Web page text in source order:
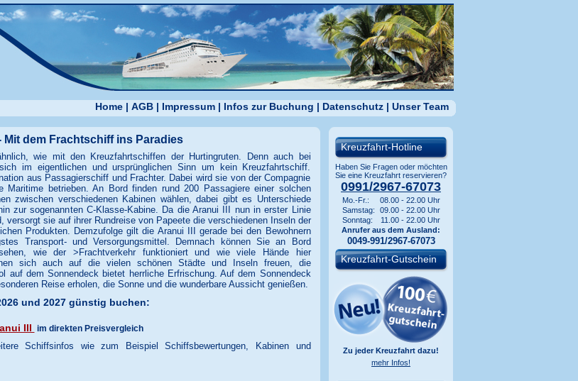
Home | AGB | Impressum | Infos zur Buchung | Datenschutz | Unser Team
Mit dem Frachtschiff ins Paradies
wie mit den Kreuzfahrtschiffen der Hurtingruten. Denn auch bei
im eigentlichen und ursprünglichen Sinn um kein Kreuzfahrtschiff.
aus Passagierschiff und Frachter. Dabei wird sie von der Compagnie
Maritime betrieben. An Bord finden rund 200 Passagiere einer solchen
zwischen verschiedenen Kabinen wählen, dabei gibt es Unterschiede
zur sogenannten C-Klasse-Kabine. Da die Aranui III nun in erster Linie
versorgt sie auf ihrer Rundreise von Papeete die verschiedenen Inseln der
Produkten. Demzufolge gilt die Aranui III gerade bei den Bewohnern
Transport- und Versorgungsmittel. Demnach können Sie an Bord
wie der >Frachtverkehr funktioniert und wie viele Hände hier
sich auch auf die vielen schönen Städte und Inseln freuen, die
auf dem Sonnendeck bietet herrliche Erfrischung. Auf dem Sonnendeck
Reise erholen, die Sonne und die wunderbare Aussicht genießen.
und 2027 günstig buchen:
III im direkten Preisvergleich
Schiffsinfos wie zum Beispiel Schiffsbewertungen, Kabinen und
Kreuzfahrt-Hotline
Haben Sie Fragen oder möchten
Sie eine Kreuzfahrt reservieren?
0991/2967-67073
Mo.-Fr.:
08.00 - 22.00 Uhr
Samstag:
09.00 - 22.00 Uhr
Sonntag:
11.00 - 22.00 Uhr
Anrufer aus dem Ausland:
0049-991/2967-67073
Kreuzfahrt-Gutschein
Zu jeder Kreuzfahrt dazu!
mehr Infos!